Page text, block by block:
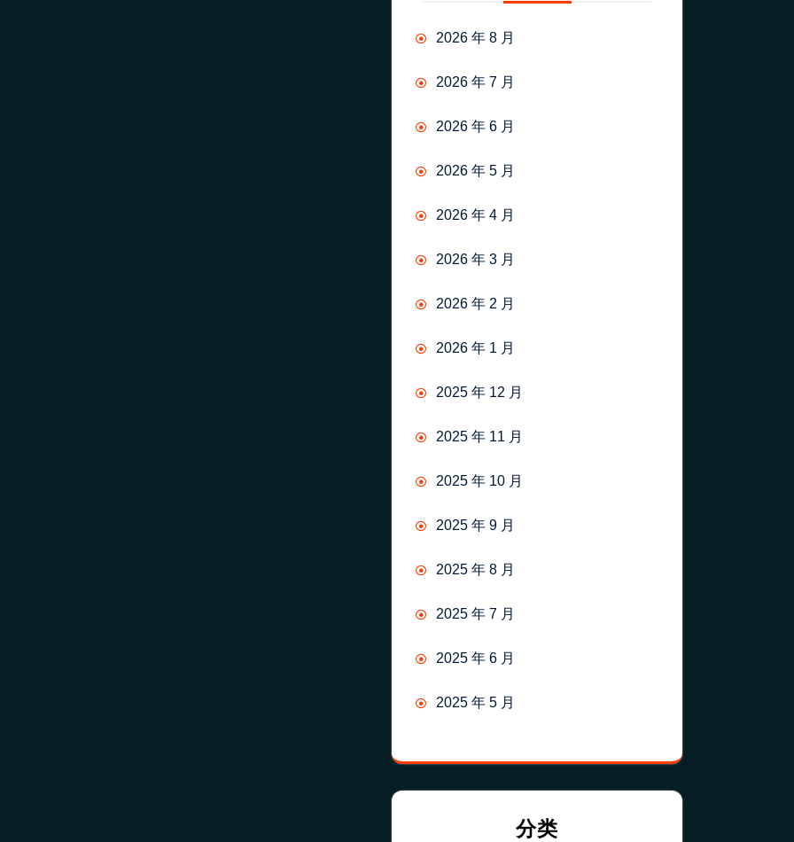
2026 年 8 月
2026 年 7 月
2026 年 6 月
2026 年 5 月
2026 年 4 月
2026 年 3 月
2026 年 2 月
2026 年 1 月
2025 年 12 月
2025 年 11 月
2025 年 10 月
2025 年 9 月
2025 年 8 月
2025 年 7 月
2025 年 6 月
2025 年 5 月
分类